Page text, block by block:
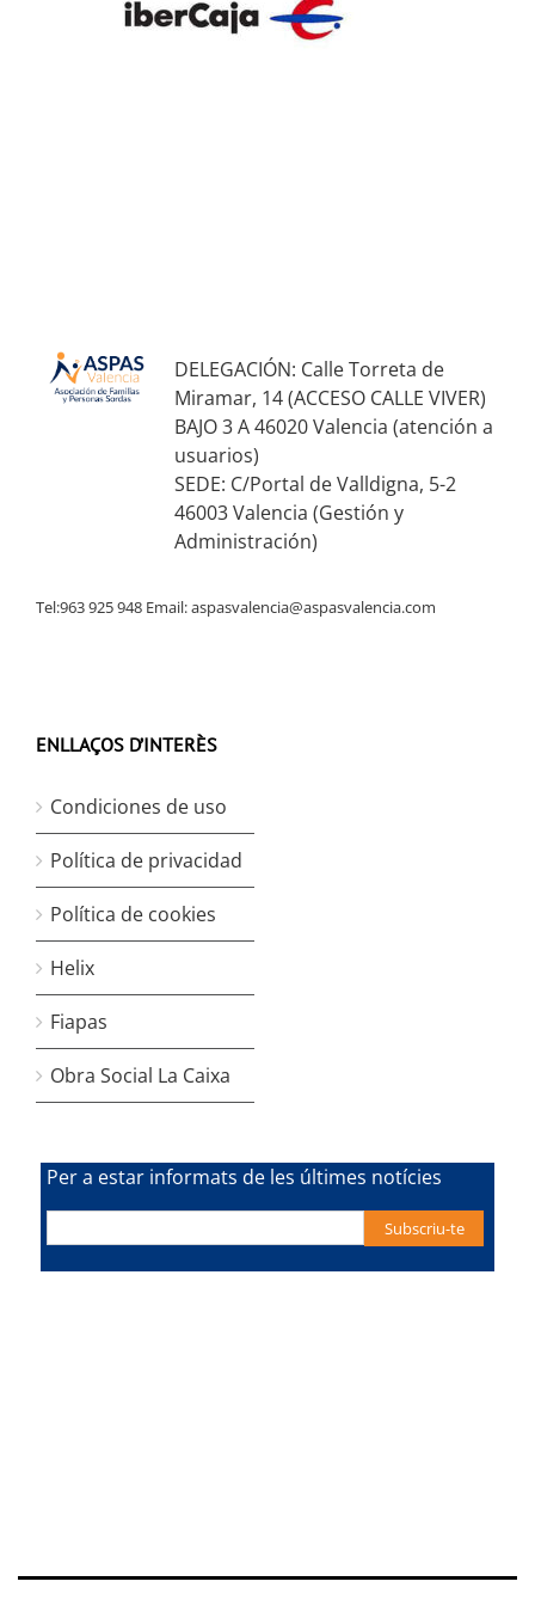
DELEGACIÓN: Calle Torreta de
Miramar, 14 (ACCESO CALLE VIVER)
BAJO 3 A 46020 Valencia (atención a
usuarios)
SEDE: C/Portal de Valldigna, 5-2
46003 Valencia (Gestión y
Administración)
Tel:963 925 948 Email:aspasvalencia@aspasvalencia.com
ENLLAÇOS D’INTERÈS
Condiciones de uso
Política de privacidad
Política de cookies
Helix
Fiapas
Obra Social La Caixa
Per a estar informats de les últimes notícies